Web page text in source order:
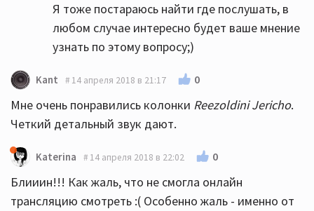
Я тоже постараюсь найти где послушать, в
любом случае интересно будет ваше мнение
узнать по этому вопросу;)
Kant 14 апреля 2018 в 21:17 0
Мне очень понравились колонки Reezoldini Jericho.
Четкий детальный звук дают.
Katerina 14 апреля 2018 в 22:02 0
Блииин!!! Как жаль, что не смогла онлайн
трансляцию смотреть :( Особенно жаль - именно от